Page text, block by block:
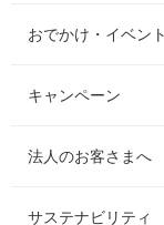
インスタントコ
ドリップポッド
おいしいコーヒ
コーヒー百科
レシピ
おでかけ・イベント
おでかけ・イベ
UCCコーヒー博
UCCコーヒーア
工場見学
キャンペーン
法人のお客さまへ
サステナビリティ
サステナビリティ